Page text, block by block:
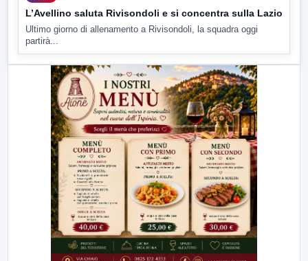
L’Avellino saluta Rivisondoli e si concentra sulla Lazio
Ultimo giorno di allenamento a Rivisondoli, la squadra oggi
partirà...